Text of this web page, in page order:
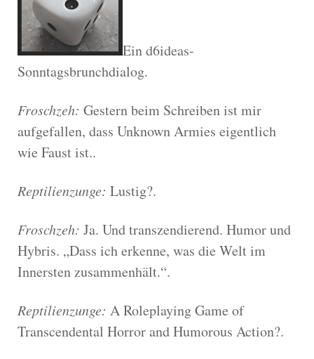
Ein d6ideas-
Sonntagsbrunchdialog.
Froschzeh: Gestern beim Schreiben ist mir
aufgefallen, dass Unknown Armies eigentlich
wie Faust ist..
Reptilienzunge: Lustig?.
Froschzeh: Ja. Und transzendierend. Humor und
Hybris. „Dass ich erkenne, was die Welt im
Innersten zusammenhält.“.
Reptilienzunge: A Roleplaying Game of
Transcendental Horror and Humorous Action?.